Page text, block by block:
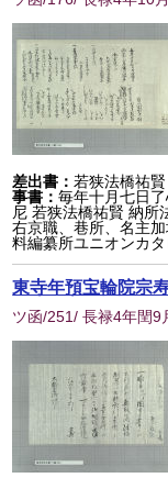
差出書：若狭法橋祐賢
事書：毎年十月七日
尼 若狭法橋祐賢 納所
右京職、巷所、名主
料編纂所ユニオンカタ
東寺年預宝輪院宗
ツ函/251/ 長禄4年閏9